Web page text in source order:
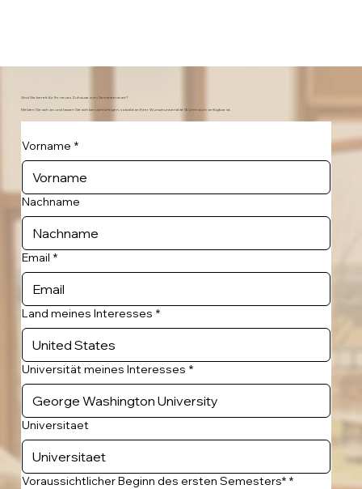
Sind Sie bereit für Ihr neues Zuhause zum Semesterstart?
Melden Sie sich an und lassen Sie sich benachrichtigen, sobald an Ihrer Wunschuniversität Wohnraum verfügbar ist.
Vorname *
Nachname
Email *
Land meines Interesses *
Universität meines Interesses *
Universitaet
Voraussichtlicher Beginn des ersten Semesters* *